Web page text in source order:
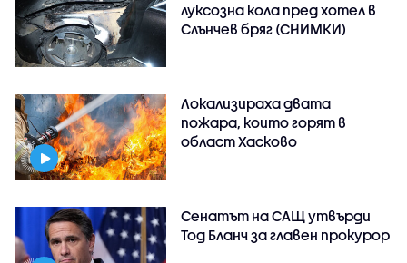
луксозна кола пред хотел в
Слънчев бряг (СНИМКИ)
Локализираха двата
пожара, които горят в
област Хасково
Сенатът на САЩ утвърди
Тод Бланч за главен прокурор